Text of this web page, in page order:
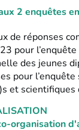
2 enquêtes
de réponses
pour
des jeunes
pour l’enquête
et scientifiques
organisation